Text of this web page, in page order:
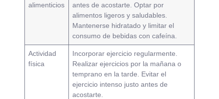
alimenticios
antes de acostarte. Optar por
alimentos ligeros y saludables.
Mantenerse hidratado y limitar el
consumo de bebidas con cafeína.
Actividad
física
Incorporar ejercicio regularmente.
Realizar ejercicios por la mañana o
temprano en la tarde. Evitar el
ejercicio intenso justo antes de
acostarte.